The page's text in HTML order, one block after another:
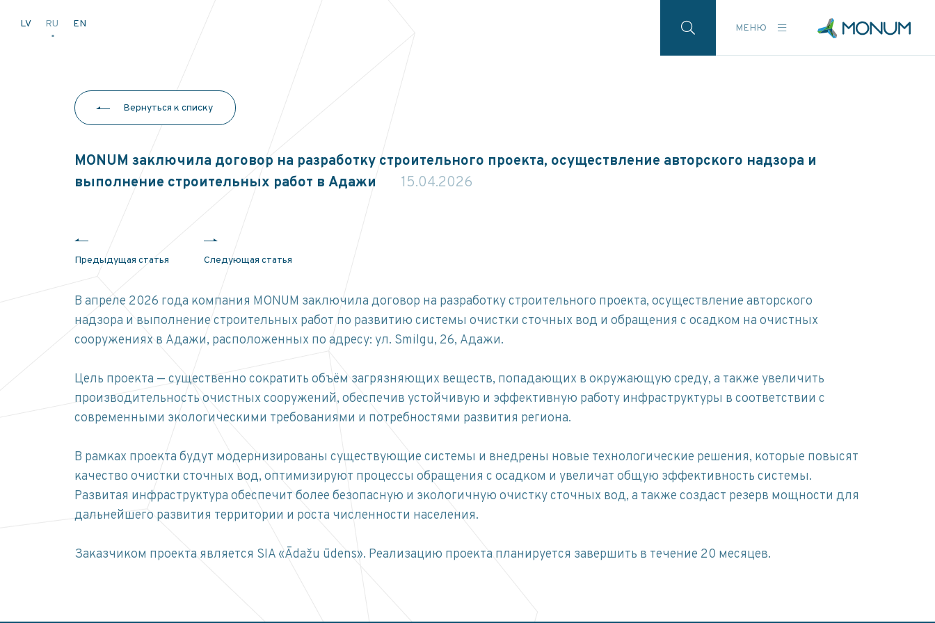
LV RU EN МЕНЮ
Вернуться к списку
MONUM заключила договор на разработку строительного проекта, осуществление авторского надзора и
выполнение строительных работ в Адажи
15.04.2026
Предыдущая статья Следующая статья
В апреле 2026 года компания MONUM заключила договор на разработку строительного проекта, осуществление авторского
надзора и выполнение строительных работ по развитию системы очистки сточных вод и обращения с осадком на очистных
сооружениях в Адажи, расположенных по адресу: ул. Smilgu, 26, Адажи.
Цель проекта — существенно сократить объём загрязняющих веществ, попадающих в окружающую среду, а также увеличить
производительность очистных сооружений, обеспечив устойчивую и эффективную работу инфраструктуры в соответствии с
современными экологическими требованиями и потребностями развития региона.
В рамках проекта будут модернизированы существующие системы и внедрены новые технологические решения, которые повысят
качество очистки сточных вод, оптимизируют процессы обращения с осадком и увеличат общую эффективность системы.
Развитая инфраструктура обеспечит более безопасную и экологичную очистку сточных вод, а также создаст резерв мощности для
дальнейшего развития территории и роста численности населения.
Заказчиком проекта является SIA «Ādažu ūdens». Реализацию проекта планируется завершить в течение 20 месяцев.